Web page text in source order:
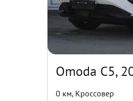
Omoda C5,
0 км, Кроссовер